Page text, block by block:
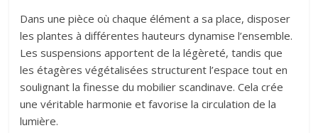
Dans une pièce où chaque élément a sa place, disposer
les plantes à différentes hauteurs dynamise l’ensemble.
Les suspensions apportent de la légèreté, tandis que
les étagères végétalisées structurent l’espace tout en
soulignant la finesse du mobilier scandinave. Cela crée
une véritable harmonie et favorise la circulation de la
lumière.